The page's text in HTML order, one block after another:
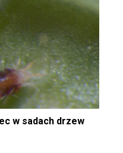
w sadach drzew